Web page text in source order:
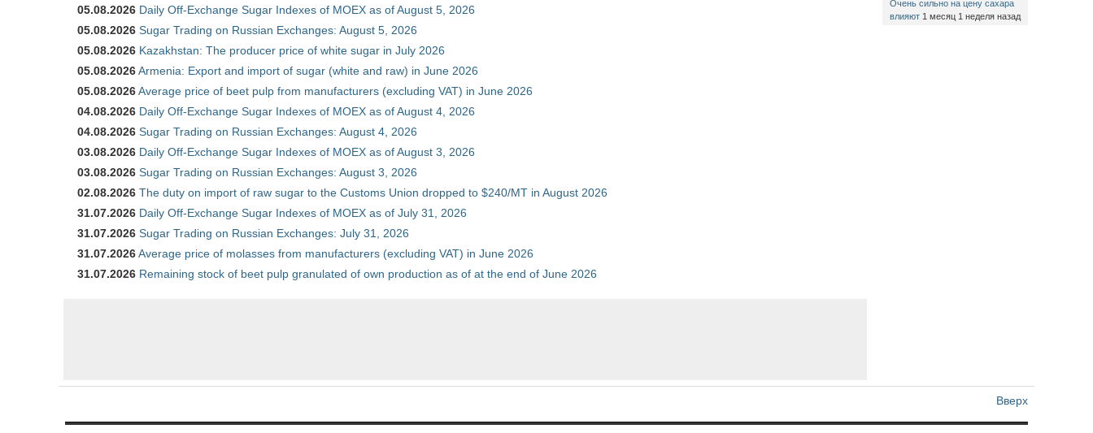
05.08.2026 Daily Off-Exchange Sugar Indexes of MOEX as of August 5, 2026
05.08.2026 Sugar Trading on Russian Exchanges: August 5, 2026
05.08.2026 Kazakhstan: The producer price of white sugar in July 2026
05.08.2026Armenia: Export and import of sugar (white and raw) in June 2026
05.08.2026Average price of beet pulp from manufacturers (excluding VAT) in June 2026
04.08.2026 Daily Off-Exchange Sugar Indexes of MOEX as of August 4, 2026
04.08.2026 Sugar Trading on Russian Exchanges: August 4, 2026
03.08.2026 Daily Off-Exchange Sugar Indexes of MOEX as of August 3, 2026
03.08.2026 Sugar Trading on Russian Exchanges: August 3, 2026
02.08.2026 The duty on import of raw sugar to the Customs Union dropped to $240/MT in August 2026
31.07.2026 Daily Off-Exchange Sugar Indexes of MOEX as of July 31, 2026
31.07.2026 Sugar Trading on Russian Exchanges: July 31, 2026
31.07.2026Average price of molasses from manufacturers (excluding VAT) in June 2026
31.07.2026 Remaining stock of beet pulp granulated of own production as of at the end of June 2026
Очень сильно на цену сахара
влияют 1 месяц 1 неделя назад
Вверх